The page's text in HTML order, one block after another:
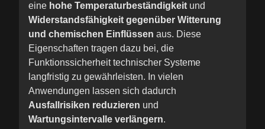
eine hohe Temperaturbeständigkeit und
Widerstandsfähigkeit gegenüber Witterung
und chemischen Einflüssen aus. Diese
Eigenschaften tragen dazu bei, die
Funktionssicherheit technischer Systeme
langfristig zu gewährleisten. In vielen
Anwendungen lassen sich dadurch
Ausfallrisiken reduzieren und
Wartungsintervalle verlängern.